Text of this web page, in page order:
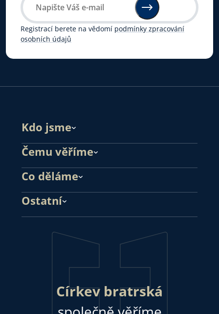
Registrací berete na vědomí podmínky zpracování
osobních údajů
Kdo jsme
Čemu věříme
Co děláme
Ostatní
Církev bratrská